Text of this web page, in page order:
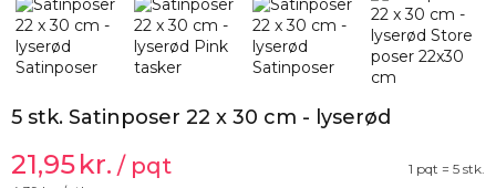
5 stk. Satinposer 22 x 30 cm - lyserød
21,95kr. / pqt
1 pqt = 5 stk.